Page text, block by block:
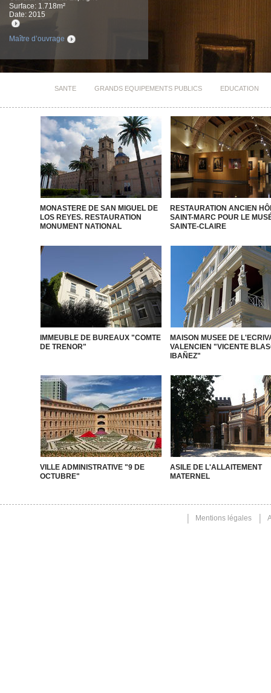
Surface: 1.718m²
Date: 2015
Maître d’ouvrage
SANTE GRANDS EQUIPEMENTS PUBLICS EDUCATION
MONASTERE DE SAN MIGUEL DE
LOS REYES. RESTAURATION
MONUMENT NATIONAL
RESTAURATION ANCIEN
SAINT-MARC POUR LE
SAINTE-CLAIRE
IMMEUBLE DE BUREAUX "COMTE
DE TRENOR"
MAISON MUSEE DE
VALENCIEN "VICENTE
IBAÑEZ"
VILLE ADMINISTRATIVE "9 DE
OCTUBRE"
ASILE DE L'ALLAITEMENT
MATERNEL
Mentions légales